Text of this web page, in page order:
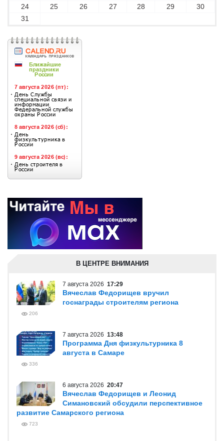
24
25 26 27 28 29
30
31
В ЦЕНТРЕ ВНИМАНИЯ
7 августа 2026 17:29
Вячеслав Федорищев вручил
госнаграды строителям региона
206
7 августа 2026 13:48
Программа Дня физкультурника 8
августа в Самаре
336
6 августа 2026 20:47
Вячеслав Федорищев и Леонид
Симановский обсудили перспективное
развитие Самарского региона
723